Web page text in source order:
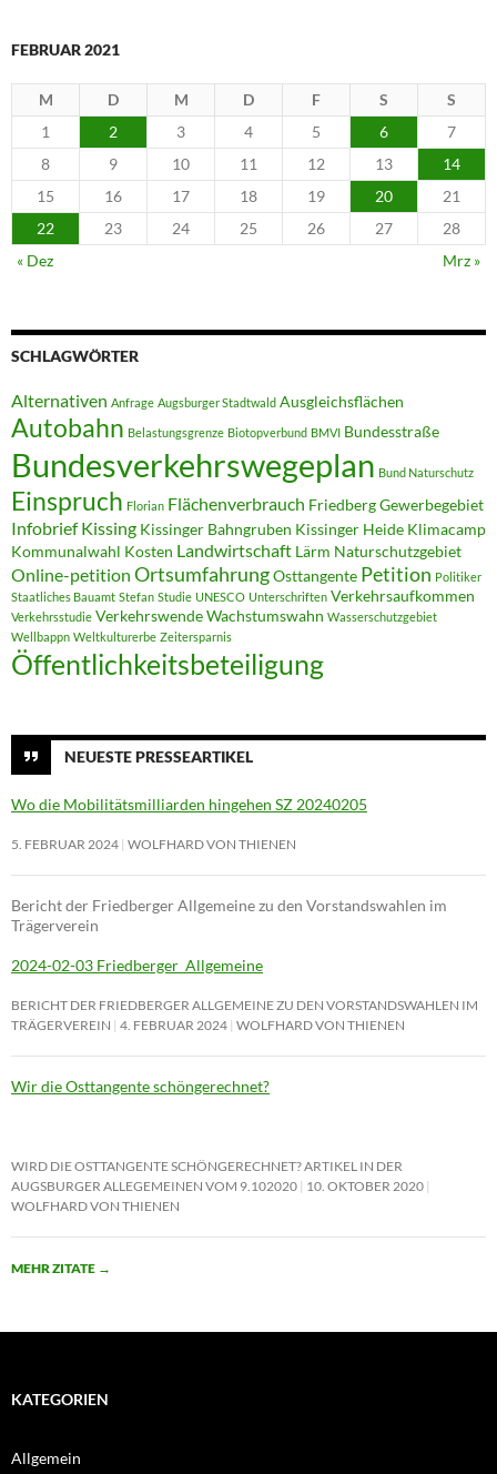
FEBRUAR 2021
M D M D F S
S
1
2 3 4 5 6
7
8
9 10 11 12 13
14
15
16 17 18 19 20
21
22
23 24 25 26 27
28
« Dez
Mrz »
SCHLAGWÖRTER
Alternativen Anfrage Augsburger Stadtwald Ausgleichsflächen
Autobahn Belastungsgrenze Biotopverbund BMVI Bundesstraße
Bundesverkehrswegeplan Bund Naturschutz
Einspruch Florian Flächenverbrauch FriedbergGewerbegebiet
Infobrief Kissing Kissinger Bahngruben Kissinger Heide Klimacamp
Kommunalwahl Kosten Landwirtschaft Lärm Naturschutzgebiet
Online-petition OrtsumfahrungOsttangente Petition Politiker
Staatliches Bauamt Stefan Studie UNESCO Unterschriften Verkehrsaufkommen
Verkehrsstudie VerkehrswendeWachstumswahn Wasserschutzgebiet
Wellbappn Weltkulturerbe Zeitersparnis
Öffentlichkeitsbeteiligung
NEUESTE PRESSEARTIKEL
Wo die Mobilitätsmilliarden hingehen SZ 20240205
5. FEBRUAR 2024 WOLFHARD VON THIENEN
Bericht der Friedberger Allgemeine zu den Vorstandswahlen im
Trägerverein
2024-02-03 Friedberger_Allgemeine
BERICHT DER FRIEDBERGER ALLGEMEINE ZU DEN VORSTANDSWAHLEN IM
TRÄGERVEREIN 4. FEBRUAR 2024 WOLFHARD VON THIENEN
Wir die Osttangente schöngerechnet?
WIRD DIE OSTTANGENTE SCHÖNGERECHNET? ARTIKEL IN DER
AUGSBURGER ALLEGEMEINEN VOM 9.102020 10. OKTOBER 2020
WOLFHARD VON THIENEN
MEHR ZITATE →
KATEGORIEN
Allgemein